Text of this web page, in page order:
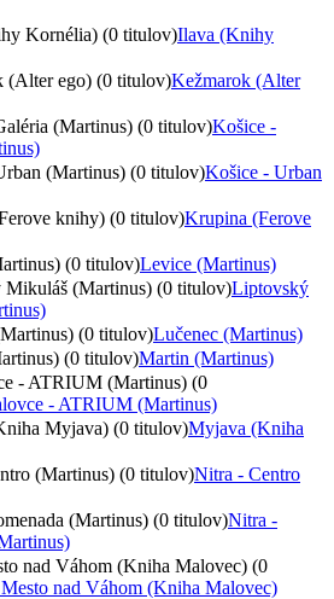
Kornélia) (0 titulov)Ilava (Knihy
(Alter ego) (0 titulov)Kežmarok (Alter
(Martinus) (0 titulov)Košice -
(Martinus) (0 titulov)Košice - Urban
knihy) (0 titulov)Krupina (Ferove
(0 titulov)Levice (Martinus)
(Martinus) (0 titulov)Liptovský
(0 titulov)Lučenec (Martinus)
(0 titulov)Martin (Martinus)
- ATRIUM (Martinus) (0
- ATRIUM (Martinus)
Myjava) (0 titulov)Myjava (Kniha
(Martinus) (0 titulov)Nitra - Centro
(Martinus) (0 titulov)Nitra -
nad Váhom (Kniha Malovec) (0
nad Váhom (Kniha Malovec)